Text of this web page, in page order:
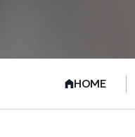
HOME